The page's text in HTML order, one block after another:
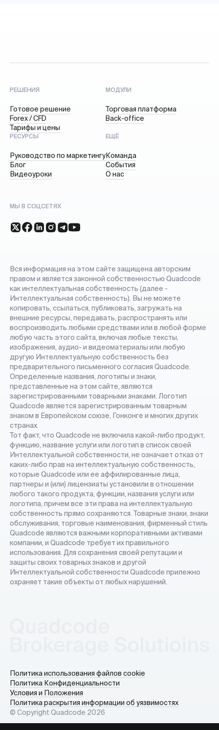
РЕШЕНИЯ
Готовое решение
Forex / CFD
Тарифы и цены
МОДУЛИ
Торговая платформа
Back-office
РЕСУРСЫ
Руководство по маркетингу
Блог
Видеоуроки
ЕЩЁ
Команда
События
О нас
МЫ В СОЦСЕТЯХ
Вся информация на этом сайте защищена авторским
правом и является законной собственностью Quadcode
как интеллектуальная собственность (далее -
Интеллектуальная собственность). Вы не можете
копировать, ссылаться, публиковать, загружать на
внешние ресурсы, передавать, распространять или
воспроизводить любыми средствами или в любой форме
любую часть этого сайта, включая любые тексты,
изображения, аудио- и видеоматериалы или любую
другую Интеллектуальную собственность без
предварительного письменного согласия Quadcode.
Определенные названия, логотипы и знаки,
представленные на этом сайте, являются
зарегистрированными товарными знаками. Логотип
Quadcode является зарегистрированным товарным
знаком в Европейском союзе, Гонконге и многих других
странах.
Тот факт, что Quadcode не включила какой-либо продукт,
функцию, название услуги или логотип в список своей
Интеллектуальной собственности, не означает отказ от
каких-либо прав на интеллектуальную собственность,
которые Quadcode или ее аффилированные лица,
партнеры и (или) лицензиаты установили в отношении
любого такого продукта, функции, названия услуги или
логотипа, причем все эти права на интеллектуальную
собственность прямо сохраняются. Товарные знаки, знаки
обслуживания, торговые наименования, фирменный стиль
Quadcode являются важными корпоративными активами
компании, и Quadcode требует их правильного
использования. Для сохранения своей репутации и
защиты своих товарных знаков и другой
Интеллектуальной собственности Quadcode прилежно
охраняет такие объекты от любых нарушений.
© Copyright Quadcode 2026
Политика использования файлов cookie
Политика Конфиденциальности
Условия и Положения
Политика раскрытия информации об уязвимостях